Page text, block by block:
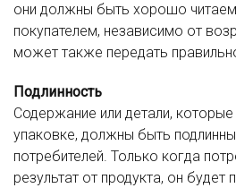
они должны быть хорошо
покупателем, независимо от
может также передать
Подлинность
Содержание или детали,
упаковке, должны быть
потребителей. Только когда
результат от продукта, он будет